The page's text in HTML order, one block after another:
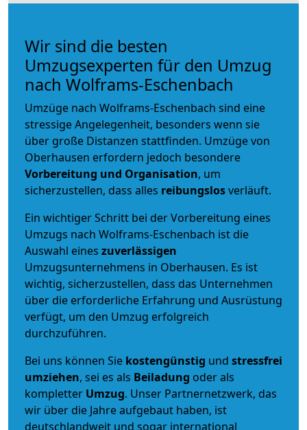
Wir sind die besten
Umzugsexperten für den Umzug
nach Wolframs-Eschenbach
Umzüge nach Wolframs-Eschenbach sind eine
stressige Angelegenheit, besonders wenn sie
über große Distanzen stattfinden. Umzüge von
Oberhausen erfordern jedoch besondere
Vorbereitung und Organisation, um
sicherzustellen, dass alles reibungslosverläuft.
Ein wichtiger Schritt bei der Vorbereitung eines
Umzugs nach Wolframs-Eschenbach ist die
Auswahl eines zuverlässigen
Umzugsunternehmens in Oberhausen. Es ist
wichtig, sicherzustellen, dass das Unternehmen
über die erforderliche Erfahrung und Ausrüstung
verfügt, um den Umzug erfolgreich
durchzuführen.
Bei uns können Sie kostengünstig und stressfrei
umziehen, sei es als Beiladung oder als
kompletter Umzug. Unser Partnernetzwerk, das
wir über die Jahre aufgebaut haben, ist
deutschlandweit und sogar international